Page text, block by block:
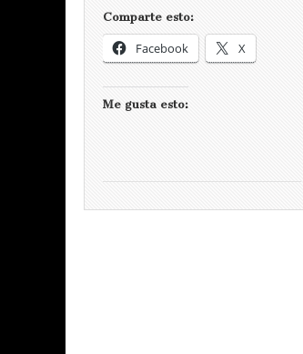
Comparte esto:
Facebook X
Me gusta esto: